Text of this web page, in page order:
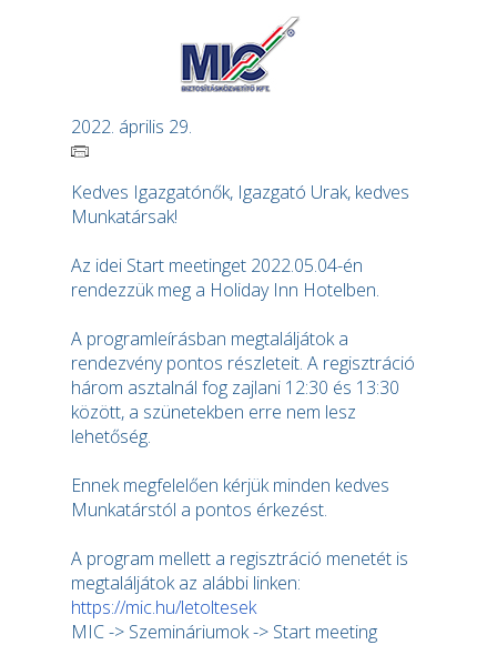
2022. április 29.
Kedves Igazgatónők, Igazgató Urak, kedves
Munkatársak!
Az idei Start meetinget 2022.05.04-én
rendezzük meg a Holiday Inn Hotelben.
A programleírásban megtaláljátok a
rendezvény pontos részleteit. A regisztráció
három asztalnál fog zajlani 12:30 és 13:30
között, a szünetekben erre nem lesz
lehetőség.
Ennek megfelelően kérjük minden kedves
Munkatárstól a pontos érkezést.
A program mellett a regisztráció menetét is
megtaláljátok az alábbi linken:
https://mic.hu/letoltesek
MIC -> Szemináriumok -> Start meeting